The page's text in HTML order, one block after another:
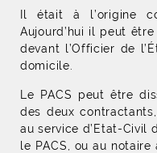
Il était à l’origine
Aujourd’hui il peut
devant l’Officier de
domicile.
Le PACS peut être
des deux
au service d’Etat-Civil
le PACS, ou au